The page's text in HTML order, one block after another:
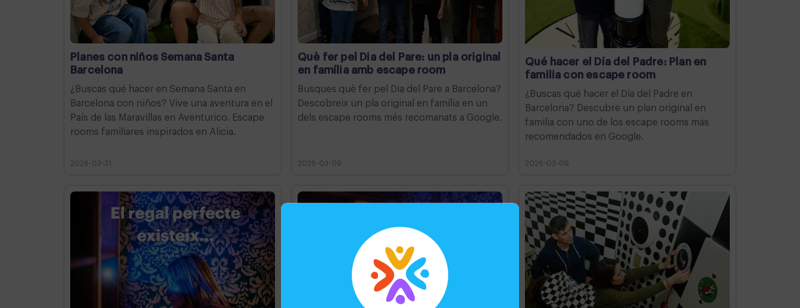
Planes con niños Semana Santa
Barcelona
¿Buscas qué hacer en Semana Santa en
Barcelona con niños? Vive una aventura en el
País de las Maravillas en Aventurico. Escape
rooms familiares inspirados en Alicia.
2026-03-31
Què fer pel Dia del Pare: un pla original
en família amb escape room
Busques què fer pel Dia del Pare a Barcelona?
Descobreix un pla original en família en un
dels escape rooms més recomanats a Google.
2026-03-09
Qué hacer el Día del Padre: Plan en
familia con escape room
¿Buscas qué hacer el Día del Padre en
Barcelona? Descubre un plan original en
familia con uno de los escape rooms más
recomendados en Google.
2026-03-09